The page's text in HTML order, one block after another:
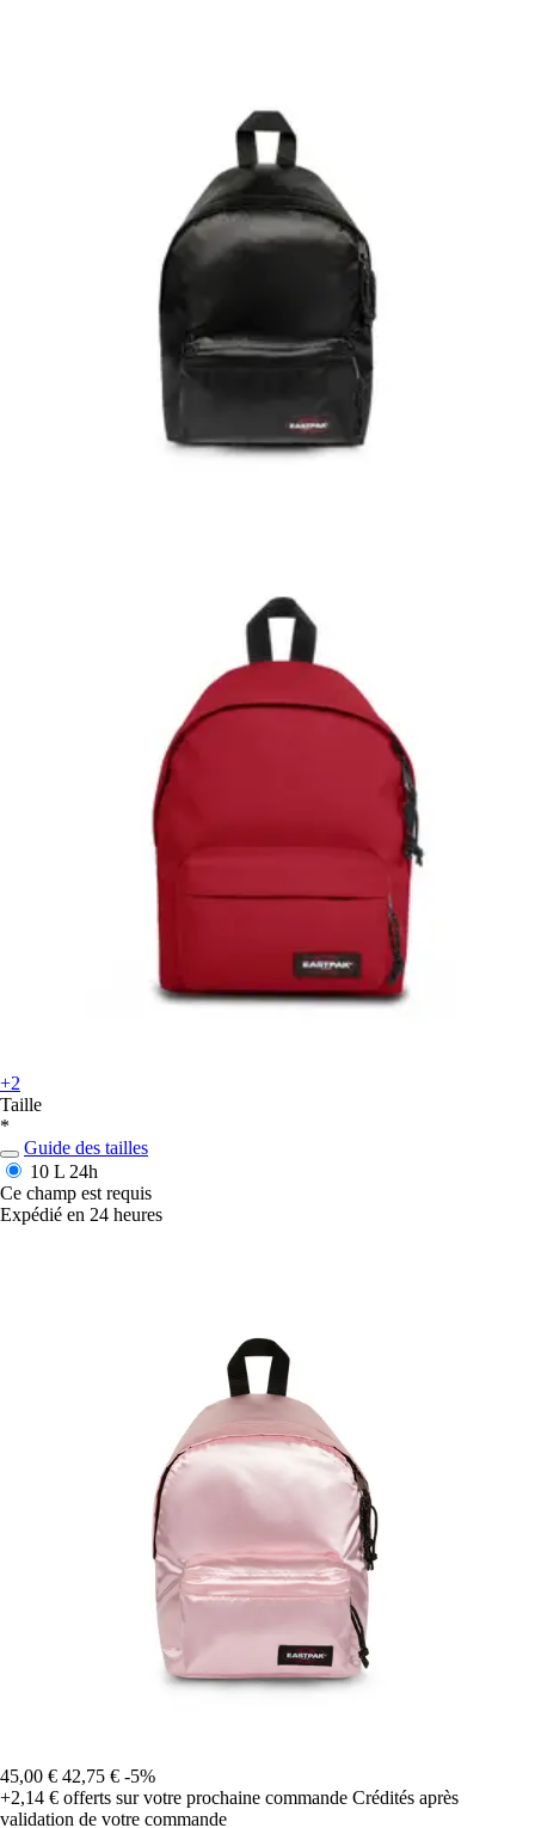
+2
Taille
*
Guide des tailles
10 L 24h
Ce champ est requis
Expédié en 24 heures
45,00 € 42,75 € -5%
+2,14 € offerts sur votre prochaine commande Crédités après
validation de votre commande